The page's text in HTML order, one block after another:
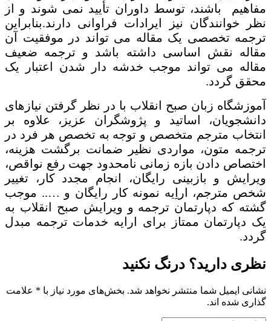
مفاهیم باشند، توسط داوران تأیید نمی شوند و از
نظر خوانندگان نیز ایرادات فراوانی دارند.بنابراین
ترجمه تخصصی یک مقاله می تواند در موفقیت آن
مقاله نقش اساسی داشته باشد و ترجمه ضعیف
مقاله می تواند موجب خدشه دار شدن اعتبار یک
محقق گردد.
آموزشگاه زبان صبح انقلاب با در نظر گرفتن نیازهای
دانشجویان، اساتید و پژوشگران عزیز، علاوه بر
انتخاب مترجم متخصص و توجه به تخصص هر فرد در
ترجمه متون، مواردی نظیر ضمانت برگشت هزینه،
اختصاص دادن بازه زمانی نامحدود جهت رفع نواقص،
ویرایش و بازبینی رایگان، انجام مجدد کار، تغییر
شخص مترجم، اراِیه نمونه کار رایگان و ….. موجب
گشته که دپارتمان ترجمه و ویرایش صبح انقلاب به
یک دپارتمان ممتاز برای ارایه خدمات ترجمه مبدل
گردد.
نظری دارید؟ درنگ نکنید
نشانی ایمیل شما منتشر نخواهد شد. بخش‌های مورد نیاز با * علامت
گذاری شده اند.